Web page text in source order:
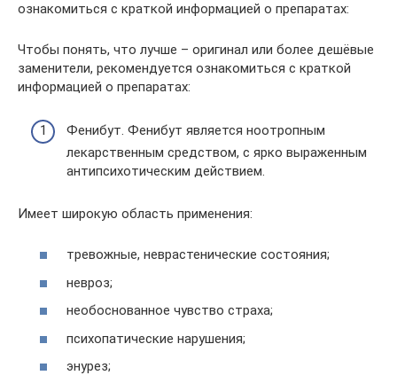
ознакомиться с краткой информацией о препаратах:
Чтобы понять, что лучше – оригинал или более дешёвые
заменители, рекомендуется ознакомиться с краткой
информацией о препаратах:
Фенибут. Фенибут является ноотропным
лекарственным средством, с ярко выраженным
антипсихотическим действием.
Имеет широкую область применения:
тревожные, неврастенические состояния;
невроз;
необоснованное чувство страха;
психопатические нарушения;
энурез;